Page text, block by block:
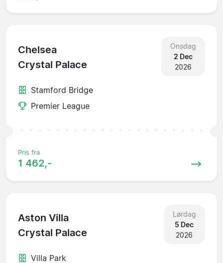
Chelsea
Crystal Palace
Onsdag
2 Dec
2026
Stamford Bridge
Premier League
Pris fra
1 462,-
Aston Villa
Crystal Palace
Lørdag
5 Dec
2026
Villa Park